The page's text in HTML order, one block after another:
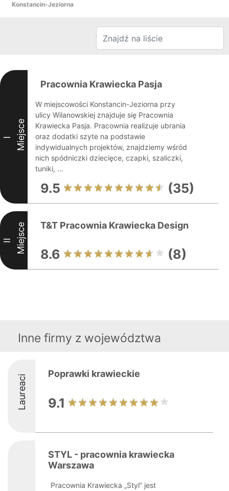
Konstancin-Jeziorna
I Miejsce
Pracownia Krawiecka Pasja
W miejscowości Konstancin-Jeziorna przy
ulicy Wilanowskiej znajduje się Pracownia
Krawiecka Pasja. Pracownia realizuje ubrania
oraz dodatki szyte na podstawie
indywidualnych projektów, znajdziemy wśród
nich spódniczki dziecięce, czapki, szaliczki,
tuniki, ...
9.5 (35)
II Miejsce T&T Pracownia Krawiecka Design
8.6 (8)
Inne firmy z województwa
Laureaci Poprawki krawieckie
9.1
STYL - pracownia krawiecka
Warszawa
Pracownia Krawiecka „Styl” jest